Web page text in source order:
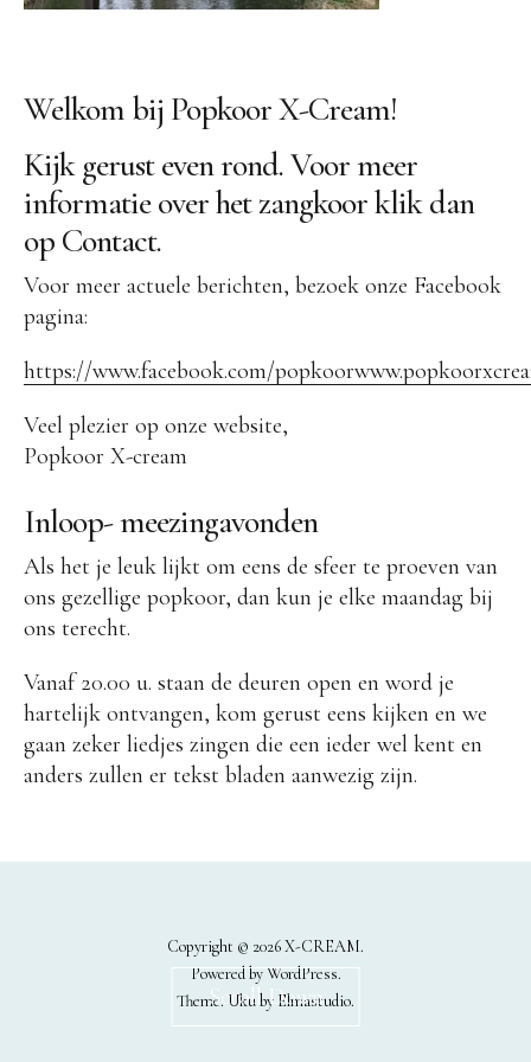
Scroll Down
Welkom bij Popkoor X-Cream!
Kijk gerust even rond. Voor meer
informatie over het zangkoor klik dan
op Contact.
Voor meer actuele berichten, bezoek onze Facebook
pagina:
https://www.facebook.com/
Veel plezier op onze website,
Popkoor X-cream
Inloop- meezingavonden
Als het je leuk lijkt om eens de sfeer te proeven van
ons gezellige popkoor, dan kun je elke maandag bij
ons terecht.
Vanaf 20.00 u. staan de deuren open en word je
hartelijk ontvangen, kom gerust eens kijken en we
gaan zeker liedjes zingen die een ieder wel kent en
anders zullen er tekst bladen aanwezig zijn.
Copyright © 2026 X-CREAM
Powered byWordPress
Theme: Uku by Elmastudio